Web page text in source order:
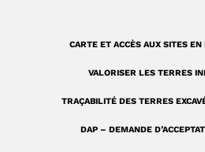
a
CARTE ET ACCÈS AUX SITES EN
VALORISER LES TERRES
TRAÇABILITÉ DES TERRES
DAP – DEMANDE